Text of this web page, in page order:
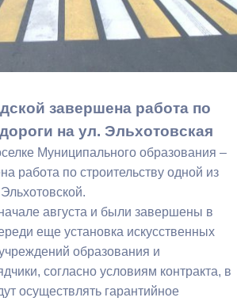
завершена работа по
на ул. Эльхотовская
Муниципального образования –
работа по строительству одной из
августа и были завершены в
еще установка искусственных
образования и
согласно условиям контракта, в
осуществлять гарантийное